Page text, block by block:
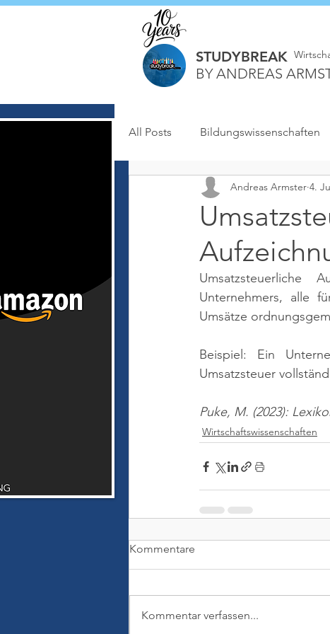
STUDYBREAK
BY ANDREAS
All Posts Bildungswissenschaften
Andreas Armster 4.
Umsatzsteuerliche
Unternehmers, alle
Umsätze
Beispiel: Ein
Umsatzsteuer
Puke, M. (2023):
Wirtschaftswissenschaften
Kommentare
Kommentar verfassen...